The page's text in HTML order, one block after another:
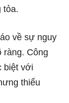
tỏa.
về sự nguy
ràng. Công
biệt với
thiếu